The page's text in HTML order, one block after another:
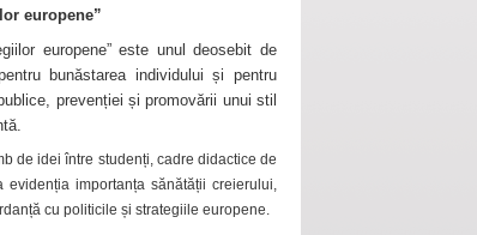
europene”
europene” este unul deosebit de
bunăstarea individului și pentru
prevenției și promovării unui stil
de idei între studenți, cadre didactice de
importanța sănătății creierului,
cu politicile și strategiile europene.